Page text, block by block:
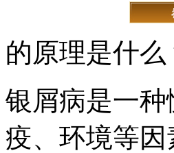
的原理是什么
银屑病是一
疫、环境等